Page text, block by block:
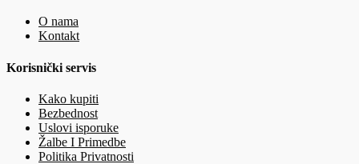
O nama
Kontakt
Korisnički servis
Kako kupiti
Bezbednost
Uslovi isporuke
Žalbe I Primedbe
Politika Privatnosti